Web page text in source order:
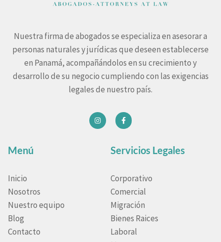
Nuestra firma de abogados se especializa en asesorar a
personas naturales y jurídicas que deseen establecerse
en Panamá, acompañándolos en su crecimiento y
desarrollo de su negocio cumpliendo con las exigencias
legales de nuestro país.
Menú
Inicio
Nosotros
Nuestro equipo
Blog
Contacto
Servicios Legales
Corporativo
Comercial
Migración
Bienes Raices
Laboral